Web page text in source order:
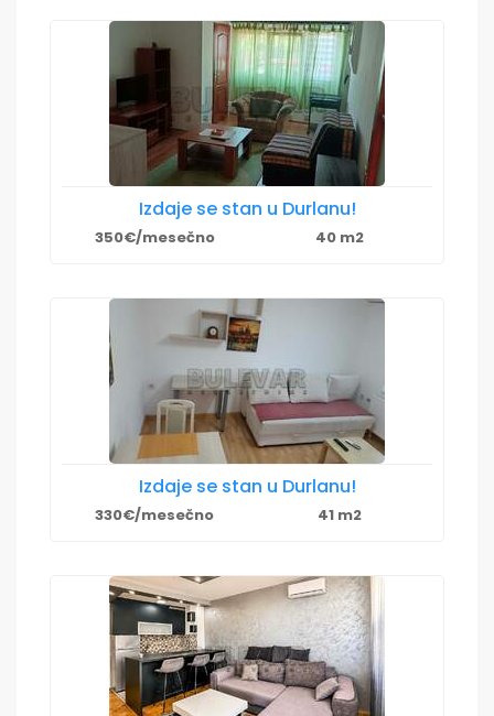
Izdaje se stan u Durlanu!
350€/mesečno 40 m2
Izdaje se stan u Durlanu!
330€/mesečno 41 m2